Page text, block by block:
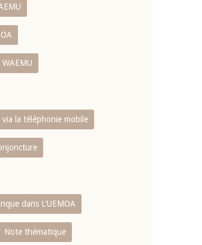
la téléphonie mobile
dans L‘UEMOA
Note thématique